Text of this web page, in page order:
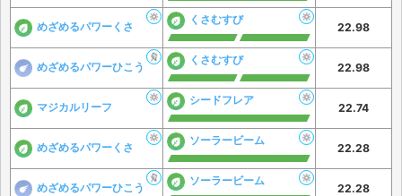
めざめるパワーくさ
くさむすび
22.98
めざめるパワーひこう
くさむすび
22.98
マジカルリーフ
シードフレア
22.74
めざめるパワーくさ
ソーラービーム
22.28
めざめるパワーひこう
ソーラービーム
22.28